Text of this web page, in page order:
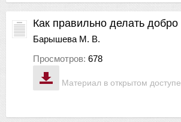
Материал в открытом доступе
Как правильно делать добро
Барышева М. В.
Просмотров: 678